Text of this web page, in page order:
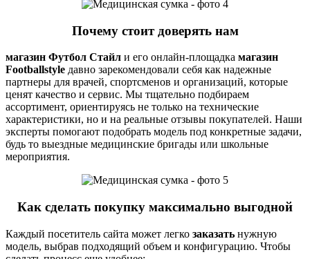
Почему стоит доверять нам
магазин Футбол Стайл и его онлайн-площадка магазин
Footballstyle давно зарекомендовали себя как надежные
партнеры для врачей, спортсменов и организаций, которые
ценят качество и сервис. Мы тщательно подбираем
ассортимент, ориентируясь не только на технические
характеристики, но и на реальные отзывы покупателей. Наши
эксперты помогают подобрать модель под конкретные задачи,
будь то выездные медицинские бригады или школьные
мероприятия.
Как сделать покупку максимально выгодной
Каждый посетитель сайта может легко заказать нужную
модель, выбрав подходящий объем и конфигурацию. Чтобы